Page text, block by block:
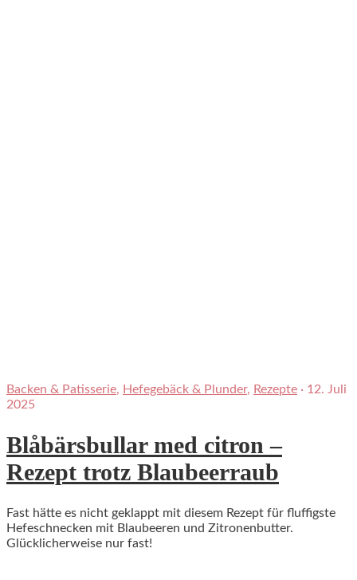
Backen & Patisserie, Hefegebäck & Plunder, Rezepte · 12. Juli
2025
Blåbärsbullar med citron –
Rezept trotz Blaubeerraub
Fast hätte es nicht geklappt mit diesem Rezept für fluffigste
Hefeschnecken mit Blaubeeren und Zitronenbutter.
Glücklicherweise nur fast!